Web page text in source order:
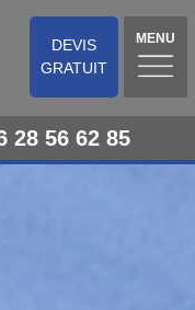
DEVIS
GRATUIT
MENU
28 56 62 85